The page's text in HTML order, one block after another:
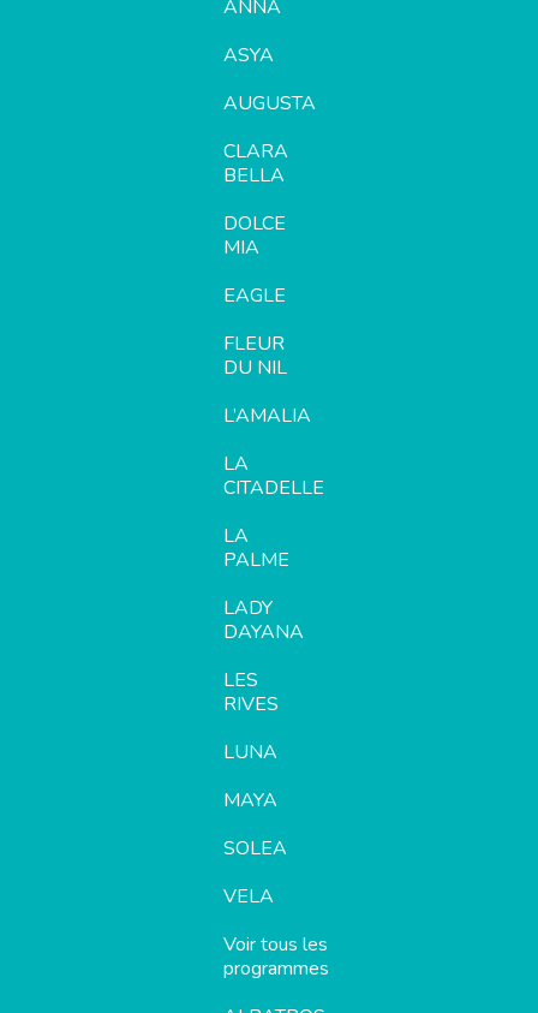
ANNA
ASYA
AUGUSTA
CLARA
BELLA
DOLCE
MIA
EAGLE
FLEUR
DU NIL
L’AMALIA
LA
CITADELLE
LA
PALME
LADY
DAYANA
LES
RIVES
LUNA
MAYA
SOLEA
VELA
Voir tous les
programmes